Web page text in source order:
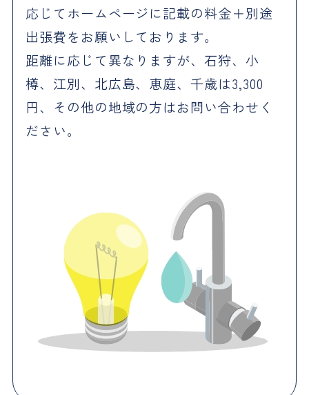
応じてホームページに記載の料金＋別途
出張費をお願いしております。
距離に応じて異なりますが、石狩、小
樽、江別、北広島、恵庭、千歳は3,300
円、その他の地域の方はお問い合わせく
ださい。